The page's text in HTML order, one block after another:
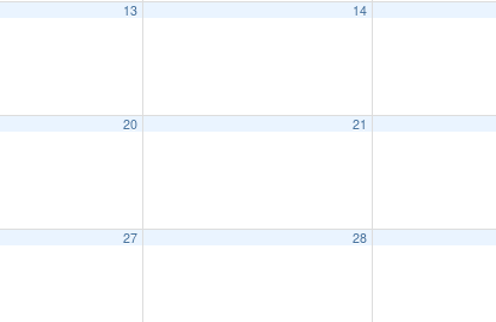
13 14
20 21
27 28